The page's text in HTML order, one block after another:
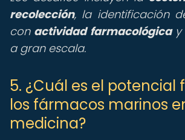
recolección, la identificación
con actividad farmacológicay
a gran escala.
5. ¿Cuál es el potencial
los fármacos marinos
medicina?